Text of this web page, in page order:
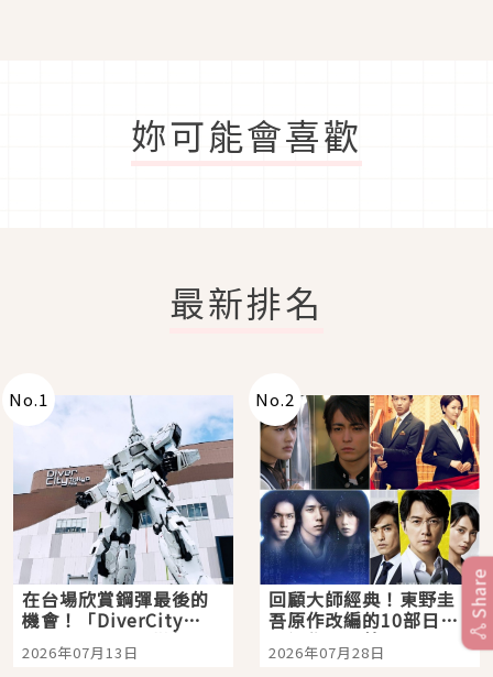
妳可能會喜歡
最新排名
No.1
在台場欣賞鋼彈最後的
機會！「DiverCity
Tokyo Plaza」搭船、
購物、美食及夜景，一
2026年07月13日
No.2
回顧大師經典！東野圭
吾原作改編的10部日本
影視作品推薦
2026年07月28日
Share